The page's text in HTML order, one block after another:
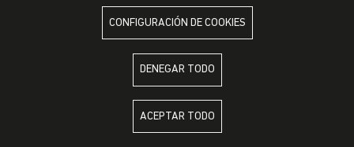
CONFIGURACIÓN DE COOKIES
DENEGAR TODO
ACEPTAR TODO